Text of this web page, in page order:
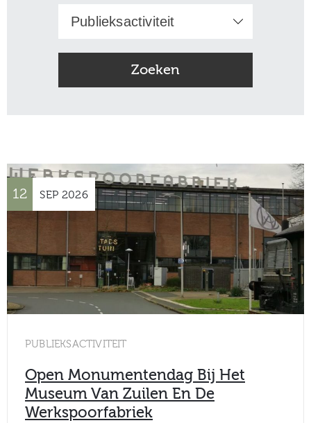
Publieksactiviteit
12 SEP 2026
PUBLIEKSACTIVITEIT
Open Monumentendag Bij Het
Museum Van Zuilen En De
Werkspoorfabriek